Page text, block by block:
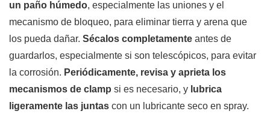
un paño húmedo, especialmente las uniones y el
mecanismo de bloqueo, para eliminar tierra y arena que
los pueda dañar. Sécalos completamente antes de
guardarlos, especialmente si son telescópicos, para evitar
la corrosión. Periódicamente, revisa y aprieta los
mecanismos de clamp si es necesario, y lubrica
ligeramente las juntas con un lubricante seco en spray.